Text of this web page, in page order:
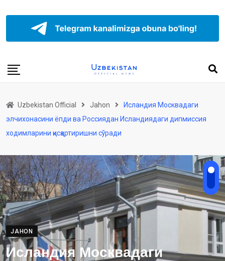
Uzbekistan Official Jahon
Исландия Москвадаги
элчихонасини ёпди ва Россиядан Исландиядаги дипмиссия
ходимларини қисқартиришни сўради
JAHON
Исландия Москвадаги